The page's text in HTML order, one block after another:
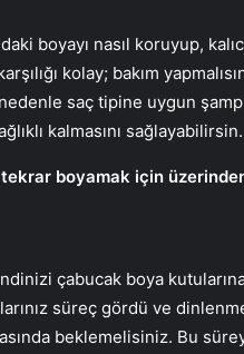
boyayı nasıl koruyup,
kolay; bakım
saç tipine uygun
kalmasını sağlayabilirsin.
tekrar boyamak için
çabucak boya
süreç gördü ve
beklemelisiniz. Bu